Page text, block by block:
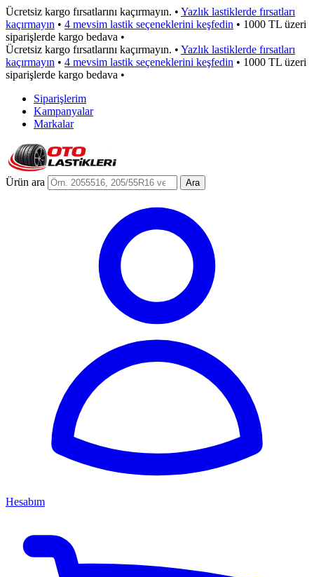
Ücretsiz kargo fırsatlarını kaçırmayın. • Yazlık lastiklerde fırsatları
kaçırmayın • 4 mevsim lastik seçeneklerini keşfedin • 1000 TL üzeri
siparişlerde kargo bedava •
Ücretsiz kargo fırsatlarını kaçırmayın. • Yazlık lastiklerde fırsatları
kaçırmayın • 4 mevsim lastik seçeneklerini keşfedin • 1000 TL üzeri
siparişlerde kargo bedava •
Siparişlerim
Kampanyalar
Markalar
Ürün ara Ara
Hesabım